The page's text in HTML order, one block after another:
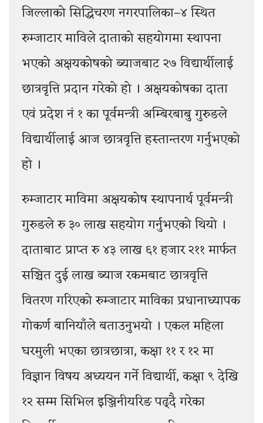
जिल्लाको सिद्धिचरण नगरपालिका–४ स्थित
रुम्जाटार माविले दाताको सहयोगमा स्थापना
भएको अक्षयकोषको ब्याजबाट २७ विद्यार्थीलाई
छात्रवृत्ति प्रदान गरेको हो । अक्षयकोषका दाता
एवं प्रदेश नं १ का पूर्वमन्त्री अम्बिरबाबु गुरुङले
विद्यार्थीलाई आज छात्रवृत्ति हस्तान्तरण गर्नुभएको
हो ।
रुम्जाटार माविमा अक्षयकोष स्थापनार्थ पूर्वमन्त्री
गुरुङले रु ३० लाख सहयोग गर्नुभएको थियो ।
दाताबाट प्राप्त रु ४३ लाख ६१ हजार २११ मार्फत
सञ्चित दुई लाख ब्याज रकमबाट छात्रवृत्ति
वितरण गरिएको रुम्जाटार माविका प्रधानाध्यापक
गोकर्ण बानियाँले बताउनुभयो । एकल महिला
घरमुली भएका छात्रछात्रा, कक्षा ११ र १२ मा
विज्ञान विषय अध्ययन गर्ने विद्यार्थी, कक्षा ९ देखि
१२ सम्म सिभिल इञ्जिनीयरिङ पढ्दै गरेका